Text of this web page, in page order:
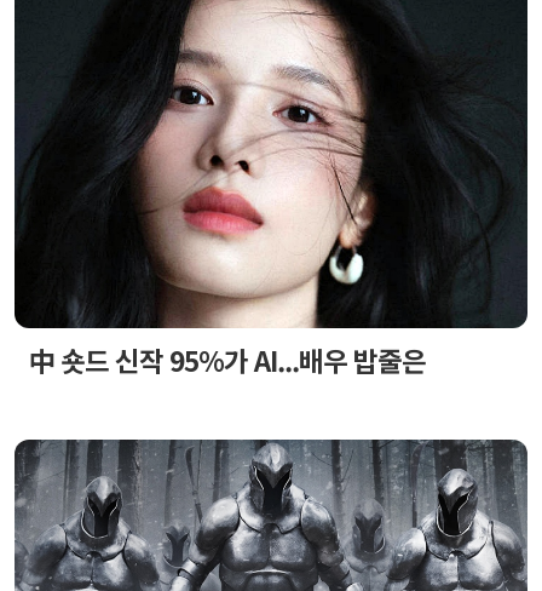
中 숏드 신작 95%가 AI...배우 밥줄은